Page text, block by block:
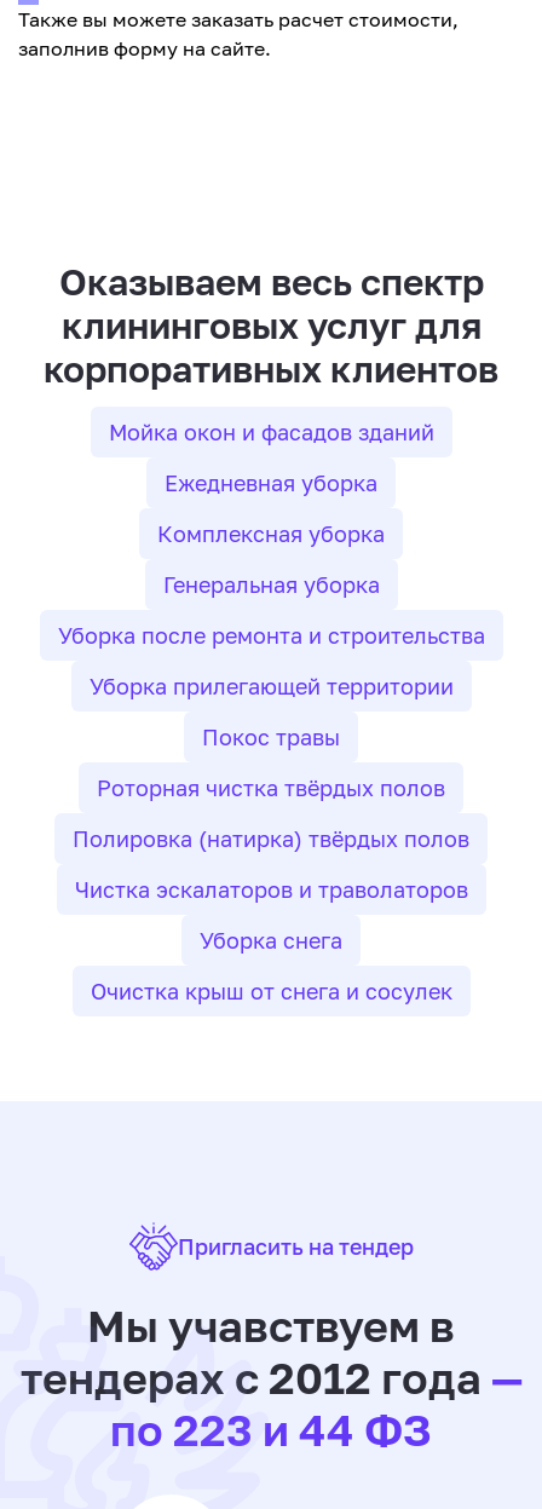
Также вы можете заказать расчет стоимости,
заполнив форму на сайте.
Оказываем весь спектр
клининговых услуг для
корпоративных клиентов
Мойка окон и фасадов зданий
Ежедневная уборка
Комплексная уборка
Генеральная уборка
Уборка после ремонта и строительства
Уборка прилегающей территории
Покос травы
Роторная чистка твёрдых полов
Полировка (натирка) твёрдых полов
Чистка эскалаторов и траволаторов
Уборка снега
Очистка крыш от снега и сосулек
Пригласить на тендер
Мы учавствуем в
тендерах с 2012 года —
по 223 и 44 ФЗ